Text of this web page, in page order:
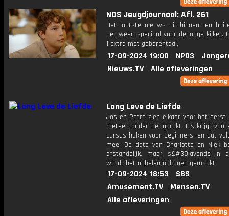
NOS Jeugdjournaal: Afl. 261
Het laatste nieuws uit binnen- en
het weer, speciaal voor de jonge kijker.
1 extra met gebarentaal.
17-09-2024 19:00 NPO3
Nieuws.TV
Alle afleveringen
Lang Leve de Liefde
Jos en Petra zien elkaar voor het eerst
meteen onder de indruk! Jos krijgt van
cursus haken voor beginners, en dat
mee. De date van Charlotte en Niek
afstandelijk, maar s&#39;avonds in
wordt het al helemaal goed gemaakt.
17-09-2024 18:53
SBS
Amusement.TV
Mensen.TV
Alle afleveringen